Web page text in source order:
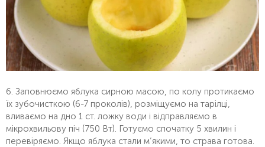
6. Заповнюємо яблука сирною масою, по колу протикаємо
їх зубочисткою (6-7 проколів), розміщуємо на тарілці,
вливаємо на дно 1 ст. ложку води і відправляємо в
мікрохвильову піч (750 Вт). Готуємо спочатку 5 хвилин і
перевіряємо. Якщо яблука стали м’якими, то страва готова.